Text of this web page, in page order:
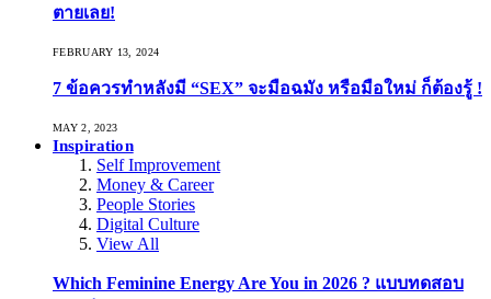
ตายเลย!
FEBRUARY 13, 2024
7 ข้อควรทำหลังมี “SEX” จะมือฉมัง หรือมือใหม่ ก็ต้องรู้ !
MAY 2, 2023
Inspiration
Self Improvement
Money & Career
People Stories
Digital Culture
View All
Which Feminine Energy Are You in 2026 ? แบบทดสอบ